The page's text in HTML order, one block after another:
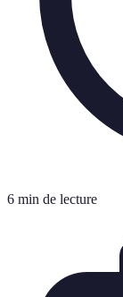
6 min de lecture